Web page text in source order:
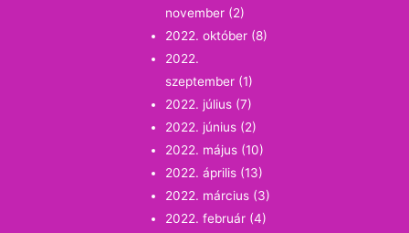
november (2)
2022. október (8)
2022.
szeptember (1)
2022. július (7)
2022. június (2)
2022. május (10)
2022. április (13)
2022. március (3)
2022. február (4)